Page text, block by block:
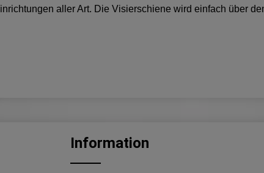
aller Art. Die Visierschiene wird einfach über
Information